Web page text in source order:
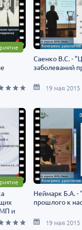
Саенко В.С. -
заболеваний
19 мая 2015
и
Неймарк Б.А. -
прошлого к
19 мая 2015